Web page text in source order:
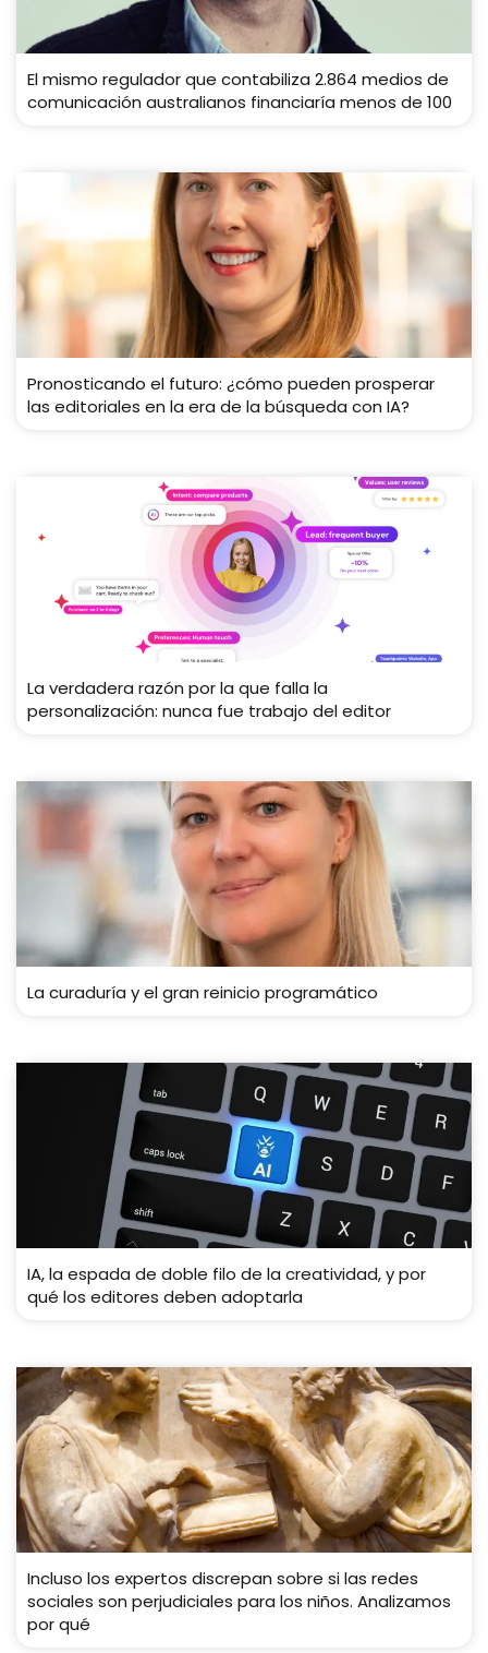
El mismo regulador que contabiliza 2.864 medios de
comunicación australianos financiaría menos de 100
Pronosticando el futuro: ¿cómo pueden prosperar
las editoriales en la era de la búsqueda con IA?
La verdadera razón por la que falla la
personalización: nunca fue trabajo del editor
La curaduría y el gran reinicio programático
IA, la espada de doble filo de la creatividad, y por
qué los editores deben adoptarla
Incluso los expertos discrepan sobre si las redes
sociales son perjudiciales para los niños. Analizamos
por qué